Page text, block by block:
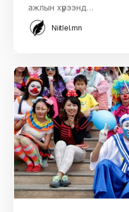
ажлын хүрээнд…
Niitlel.mn